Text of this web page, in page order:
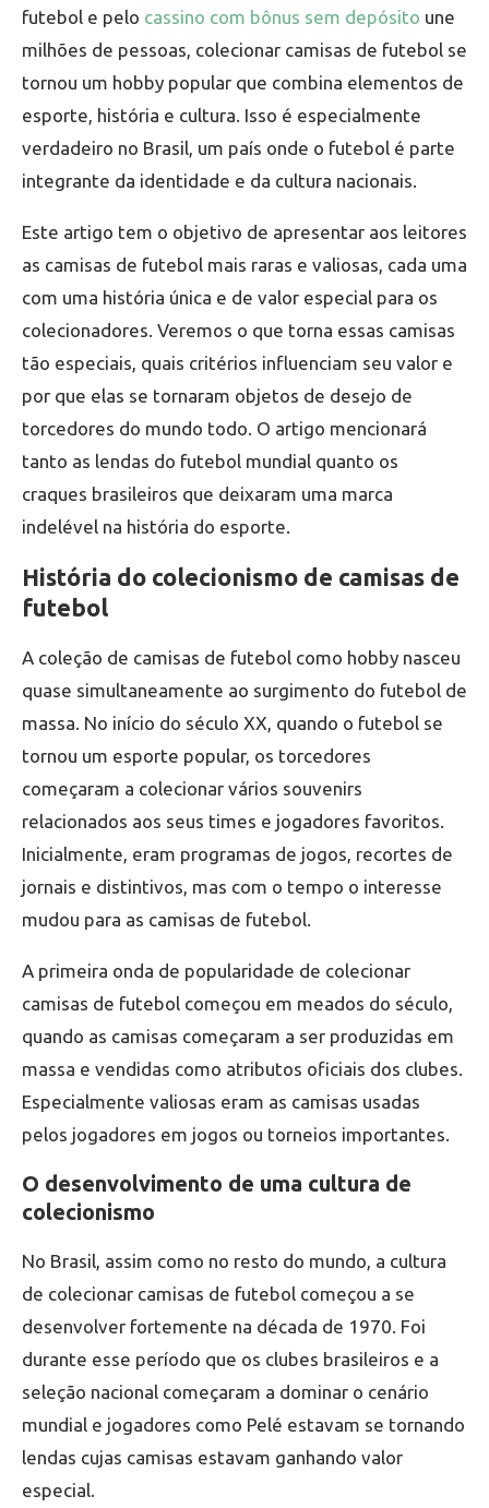
futebol e pelo cassino com bônus sem depósito une
milhões de pessoas, colecionar camisas de futebol se
tornou um hobby popular que combina elementos de
esporte, história e cultura. Isso é especialmente
verdadeiro no Brasil, um país onde o futebol é parte
integrante da identidade e da cultura nacionais.
Este artigo tem o objetivo de apresentar aos leitores
as camisas de futebol mais raras e valiosas, cada uma
com uma história única e de valor especial para os
colecionadores. Veremos o que torna essas camisas
tão especiais, quais critérios influenciam seu valor e
por que elas se tornaram objetos de desejo de
torcedores do mundo todo. O artigo mencionará
tanto as lendas do futebol mundial quanto os
craques brasileiros que deixaram uma marca
indelével na história do esporte.
História do colecionismo de camisas de
futebol
A coleção de camisas de futebol como hobby nasceu
quase simultaneamente ao surgimento do futebol de
massa. No início do século XX, quando o futebol se
tornou um esporte popular, os torcedores
começaram a colecionar vários souvenirs
relacionados aos seus times e jogadores favoritos.
Inicialmente, eram programas de jogos, recortes de
jornais e distintivos, mas com o tempo o interesse
mudou para as camisas de futebol.
A primeira onda de popularidade de colecionar
camisas de futebol começou em meados do século,
quando as camisas começaram a ser produzidas em
massa e vendidas como atributos oficiais dos clubes.
Especialmente valiosas eram as camisas usadas
pelos jogadores em jogos ou torneios importantes.
O desenvolvimento de uma cultura de
colecionismo
No Brasil, assim como no resto do mundo, a cultura
de colecionar camisas de futebol começou a se
desenvolver fortemente na década de 1970. Foi
durante esse período que os clubes brasileiros e a
seleção nacional começaram a dominar o cenário
mundial e jogadores como Pelé estavam se tornando
lendas cujas camisas estavam ganhando valor
especial.